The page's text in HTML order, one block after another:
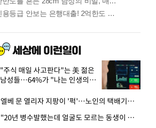
"주식 매일 사고판다"는 美 젊은
남성들…64%가 "나는 인생의
· 엘베 문 열리자 지팡이 '퍽'…노인의 택배기사 폭행 이유
· "20년 병수발했는데 얼굴도 모르는 동생이 유산 절반을"…배다른 형제 상속권 있을까